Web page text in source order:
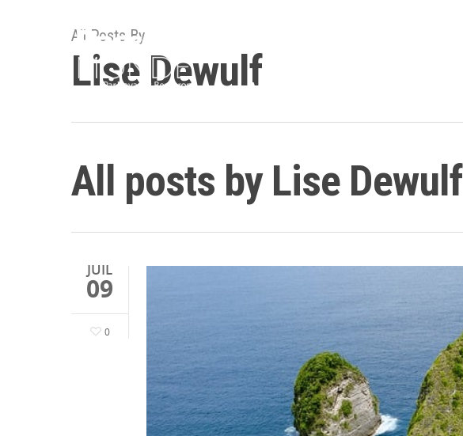
Accueil
All Posts By
Lise Dewulf
All posts by Lise Dewulf
JUIL
09
0